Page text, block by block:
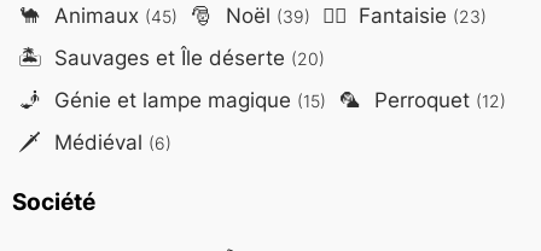
🐪 Animaux (45) 🎅 Noël (39) 🧙‍♂️ Fantaisie (23)
🏝️ Sauvages et Île déserte (20)
🧞 Génie et lampe magique (15) 🦜 Perroquet (12)
🗡️ Médiéval (6)
Société